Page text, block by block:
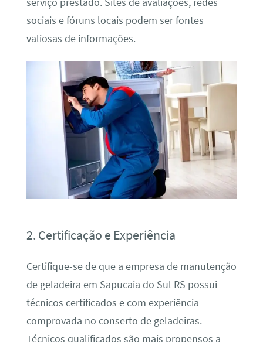
sociais e fóruns locais podem ser fontes
valiosas de informações.
2. Certificação e Experiência
Certifique-se de que a empresa de manutenção
de geladeira em Sapucaia do Sul RS possui
técnicos certificados e com experiência
comprovada no conserto de geladeiras.
Técnicos qualificados são mais propensos a